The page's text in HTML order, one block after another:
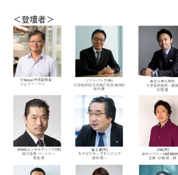
＜登壇者＞